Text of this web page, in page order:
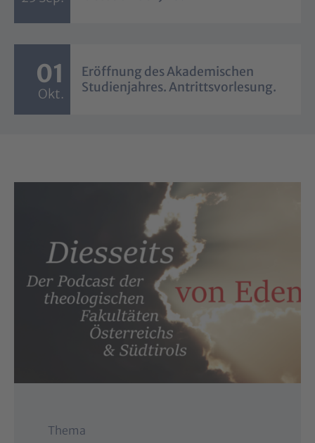
01
Okt.
Eröffnung des Akademischen
Studienjahres. Antrittsvorlesung.
Thema